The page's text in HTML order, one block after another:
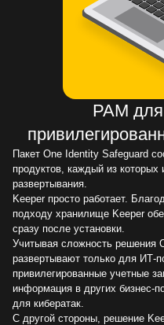
PAM
Пакет One Identity Safeguard
продуктов, каждый из
развертывания.
Keeper просто работает.
подходу хранилище Keeper
сразу после установки.
Учитывая сложность решения
развертывают только для ИТ-
привилегированные учетные
информация в других бизнес-
для кибератак.
С другой стороны, решение